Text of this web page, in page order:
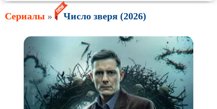
Сериалы » Число зверя (2026)